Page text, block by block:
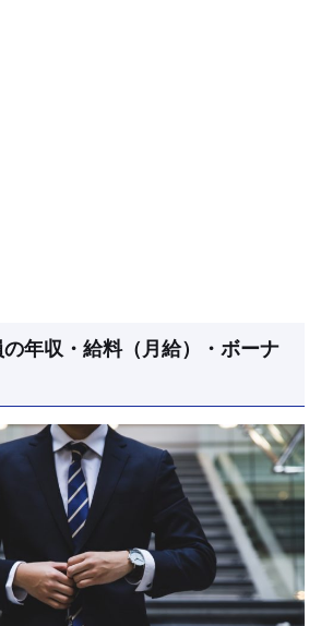
年収・給料（月給）・ボーナ